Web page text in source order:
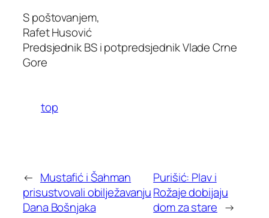
S poštovanjem,
Rafet Husović
Predsjednik BS i potpredsjednik Vlade Crne
Gore
top
← Mustafić i Šahman
prisustvovali obilježavanju
Dana Bošnjaka
Purišić: Plav i
Rožaje dobijaju
dom za stare →